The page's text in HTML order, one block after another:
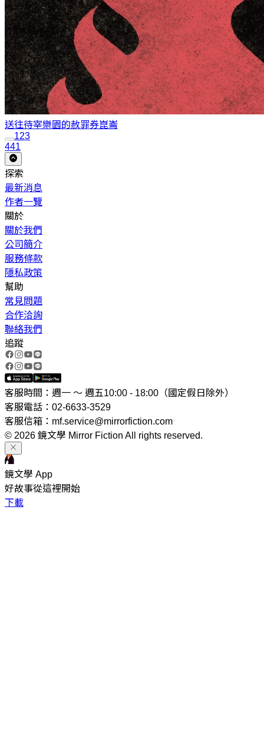
送往待宰樂園的赦罪券崑崙
123
441
探索
最新消息
作者一覽
關於
關於我們
公司簡介
服務條款
隱私政策
幫助
常見問題
合作洽詢
聯絡我們
追蹤
客服時間：週一 ～ 週五10:00 - 18:00（國定假日除外）
客服電話：02-6633-3529
客服信箱：mf.service@mirrorfiction.com
© 2026 鏡文學 Mirror Fiction All rights reserved.
鏡文學 App
好故事從這裡開始
下載